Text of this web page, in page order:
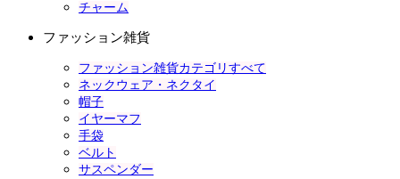
チャーム
ファッション雑貨
ファッション雑貨カテゴリすべて
ネックウェア・ネクタイ
帽子
イヤーマフ
手袋
ベルト
サスペンダー